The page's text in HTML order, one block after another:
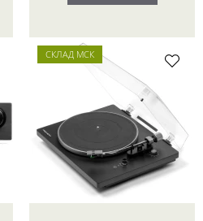
СКЛАД МСК